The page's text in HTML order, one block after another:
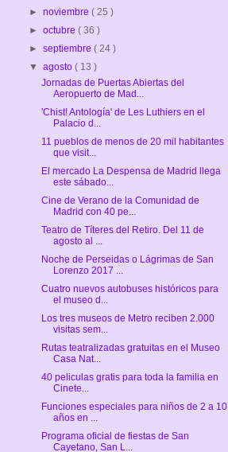
►noviembre( 25 )
►octubre( 36 )
►septiembre( 24 )
▼agosto( 13 )
Jornadas de Puertas Abiertas del
Aeropuerto de Mad...
'Chist! Antología' de Les Luthiers en el
Palacio d...
11 pueblos de menos de 20 mil habitantes
que visit...
El mercado La Despensa de Madrid llega
este sábado...
Cine de Verano de la Comunidad de
Madrid con 40 pe...
Teatro de Títeres del Retiro. Del 11 de
agosto al ...
Noche de Perseidas o Lágrimas de San
Lorenzo 2017 ...
Cuatro nuevos autobuses históricos para
el museo d...
Los tres museos de Metro reciben 2.000
visitas sem...
Rutas teatralizadas gratuitas en el Museo
Casa Nat...
40 peliculas gratis para toda la familia en
Cinete...
Funciones especiales para niños de 2 a 10
años en ...
Programa oficial de fiestas de San
Cayetano, San L...